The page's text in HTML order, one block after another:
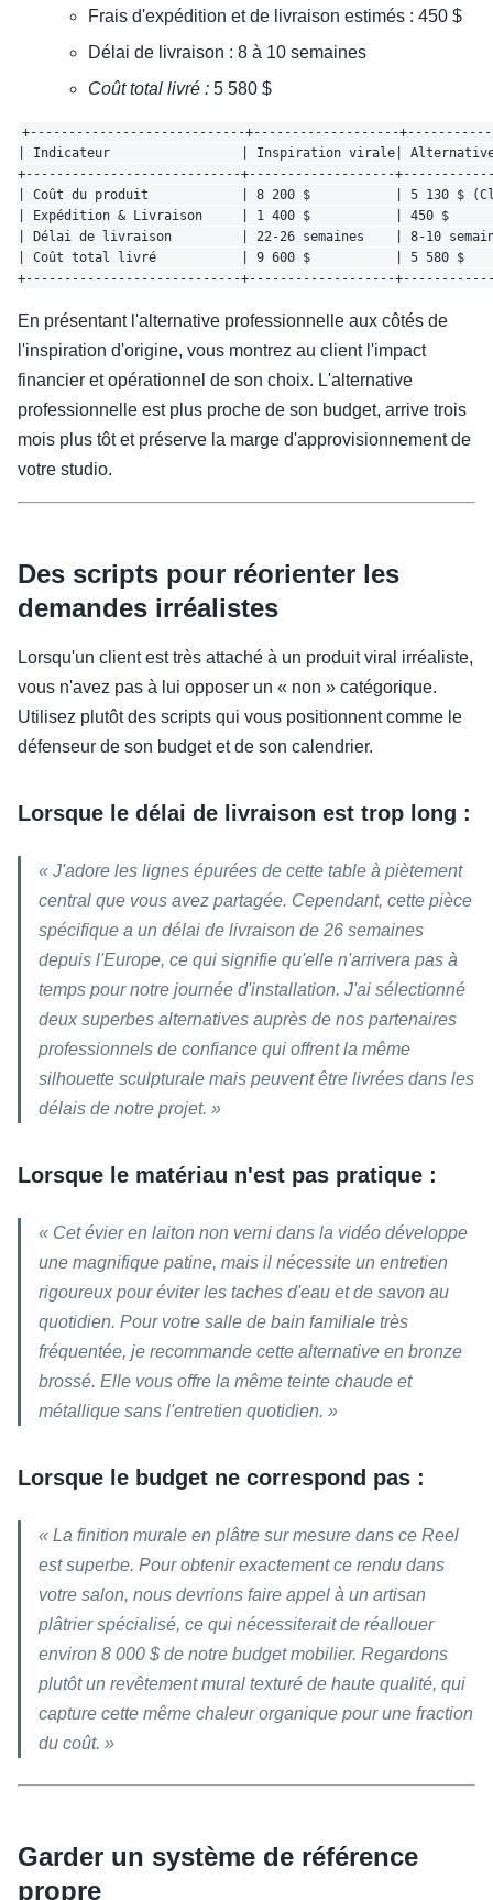
Frais d'expédition et de livraison estimés : 450 $
Délai de livraison : 8 à 10 semaines
Coût total livré : 5 580 $
+----------------------------+-------------------
| Indicateur                 | Inspiration virale|
+----------------------------+-------------------
| Coût du produit            | 8 200 $           | 5 130 $
| Expédition & Livraison     | 1 400 $           | 450 $
| Délai de livraison         | 22-26 semaines    | 8-10
| Coût total livré           | 9 600 $           | 5 580 $
En présentant l'alternative professionnelle aux côtés de
l'inspiration d'origine, vous montrez au client l'impact
financier et opérationnel de son choix. L'alternative
professionnelle est plus proche de son budget, arrive trois
mois plus tôt et préserve la marge d'approvisionnement de
votre studio.
Des scripts pour réorienter les
demandes irréalistes
Lorsqu'un client est très attaché à un produit viral irréaliste,
vous n'avez pas à lui opposer un « non » catégorique.
Utilisez plutôt des scripts qui vous positionnent comme le
défenseur de son budget et de son calendrier.
Lorsque le délai de livraison est trop long :
« J'adore les lignes épurées de cette table à piètement
central que vous avez partagée. Cependant, cette pièce
spécifique a un délai de livraison de 26 semaines
depuis l'Europe, ce qui signifie qu'elle n'arrivera pas à
temps pour notre journée d'installation. J'ai sélectionné
deux superbes alternatives auprès de nos partenaires
professionnels de confiance qui offrent la même
silhouette sculpturale mais peuvent être livrées dans les
délais de notre projet. »
Lorsque le matériau n'est pas pratique :
« Cet évier en laiton non verni dans la vidéo développe
une magnifique patine, mais il nécessite un entretien
rigoureux pour éviter les taches d'eau et de savon au
quotidien. Pour votre salle de bain familiale très
fréquentée, je recommande cette alternative en bronze
brossé. Elle vous offre la même teinte chaude et
métallique sans l'entretien quotidien. »
Lorsque le budget ne correspond pas :
« La finition murale en plâtre sur mesure dans ce Reel
est superbe. Pour obtenir exactement ce rendu dans
votre salon, nous devrions faire appel à un artisan
plâtrier spécialisé, ce qui nécessiterait de réallouer
environ 8 000 $ de notre budget mobilier. Regardons
plutôt un revêtement mural texturé de haute qualité, qui
capture cette même chaleur organique pour une fraction
du coût. »
Garder un système de référence
propre